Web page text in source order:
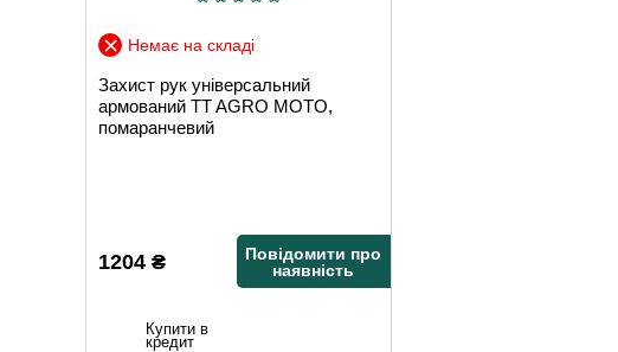
Немає на складі
Захист рук універсальний
армований TT AGRO MOTO,
помаранчевий
1204 ₴
Повідомити про
наявність
Купити в
кредит